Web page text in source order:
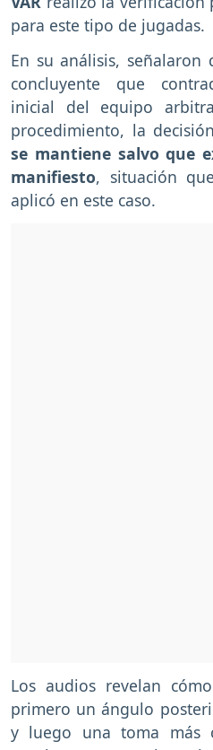
para este tipo de jugadas.
En su análisis,
concluyente que
inicial del equipo
procedimiento, la
se mantiene salvo que
manifiesto, situación
aplicó en este caso.
Los audios revelan
primero un ángulo
y luego una toma más